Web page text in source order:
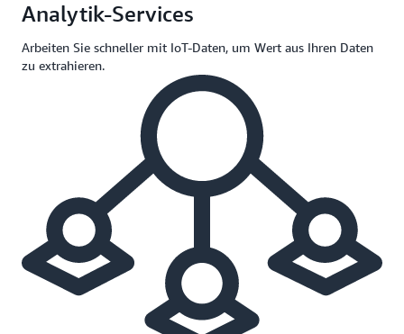
Analytik-Services
Arbeiten Sie schneller mit IoT-Daten, um Wert aus Ihren Daten
zu extrahieren.